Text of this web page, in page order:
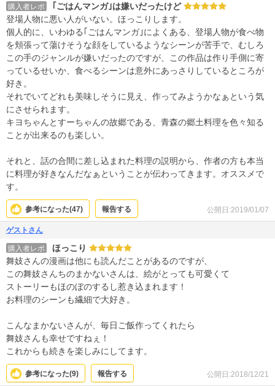
購入者レポ
｢ごはんマンガ｣は嫌いだったけど
登場人物に悪い人がいない。ほっこりします。
個人的に、いわゆる｢ごはんマンガ｣によくある、登場人物が食べ物
を頬張って蕩けそうな顔をしているようなシーンが苦手で、むしろ
この手のジャンルが嫌いだったのですが、この作品は作り手側に寄
っているせいか、食べるシーンは意外にあっさりしているところが
好き。
それでいてどれも美味しそうに見え、作ってみようかなぁという気
にさせられます。
キヨちゃんとすーちゃんの故郷である、青森の郷土料理を色々知る
ことが出来るのも楽しい。
それと、話の合間に差し込まれた料理の説明から、作者の方も本当
に料理が好きなんだなぁということが伝わってきます。オススメで
す。
公開日:2019/01/07
参考になった(47) 報告する
ゲストさん
購入者レポ
ほっこり
舞妓さんの漫画は他にも読んだことがあるのですが、
この舞妓さんちのまかないさんは、絵がとっても可愛くて
ストーリーもほのぼのするし惹き込まれます！
お料理のシーンも繊細で大好き。
こんなまかないさんが、毎日ご飯作ってくれたら
舞妓さんも幸せですねぇ！
これからも続きを楽しみにしてます。
公開日:2018/12/21
参考になった(9) 報告する